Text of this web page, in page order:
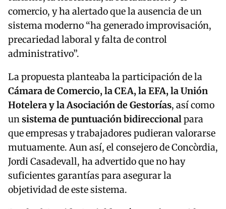
comercio, y ha alertado que la ausencia de un
sistema moderno “ha generado improvisación,
precariedad laboral y falta de control
administrativo”.
La propuesta planteaba la participación de la
Cámara de Comercio, la CEA, la EFA, la Unión
Hotelera y la Asociación de Gestorías, así como
unsistema de puntuación bidireccionalpara
que empresas y trabajadores pudieran valorarse
mutuamente. Aun así, el consejero de Concòrdia,
Jordi Casadevall, ha advertido que no hay
suficientes garantías para asegurar la
objetividad de este sistema.